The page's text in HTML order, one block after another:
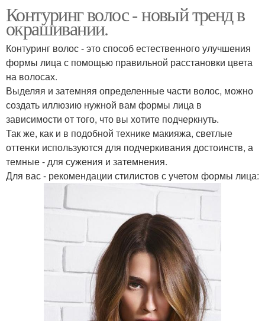
Контуринг волос - новый тренд в
окрашивании.
Контуринг волос - это способ естественного улучшения
формы лица с помощью правильной расстановки цвета
на волосах.
Выделяя и затемняя определенные части волос, можно
создать иллюзию нужной вам формы лица в
зависимости от того, что вы хотите подчеркнуть.
Так же, как и в подобной технике макияжа, светлые
оттенки используются для подчеркивания достоинств, а
темные - для сужения и затемнения.
Для вас - рекомендации стилистов с учетом формы лица: